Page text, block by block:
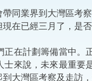
同業界到大灣區考
在已經三月了，是
在計劃籌備當中
來說，未來最重
大灣區考察及走訪